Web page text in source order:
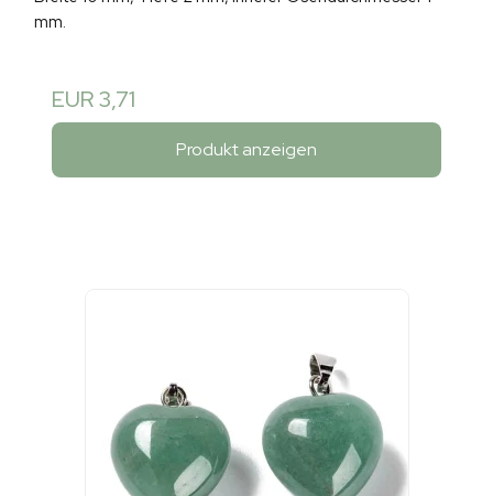
mm.
EUR 3,71
Produkt anzeigen